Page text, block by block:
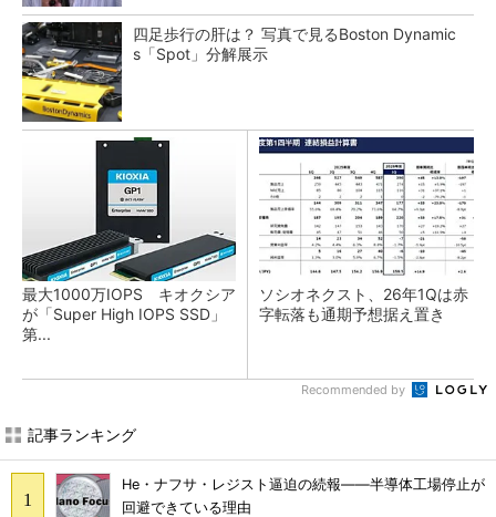
四足歩行の肝は？ 写真で見るBoston Dynamic
s「Spot」分解展示
最大1000万IOPS キオクシア
が「Super High IOPS SSD」
第...
ソシオネクスト、26年1Qは赤
字転落も通期予想据え置き
Recommended by
記事ランキング
He・ナフサ・レジスト逼迫の続報――半導体工場停止が
回避できている理由